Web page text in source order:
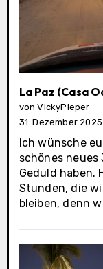
La Paz (Casa
von VickyPieper
31. Dezember 2025
Ich wünsche
schönes neues
Geduld haben.
Stunden, die
bleiben, denn